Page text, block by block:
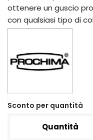
ottenere un guscio
con qualsiasi tipo di
Sconto per quantità
Quantità